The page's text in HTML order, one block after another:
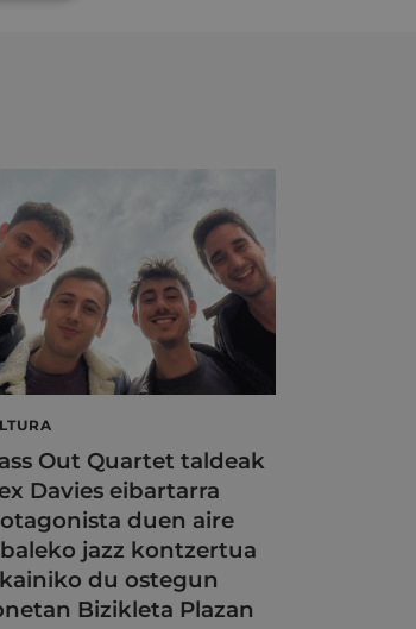
Out Quartet taldeak
Davies eibartarra
duen aire
jazz kontzertua
du ostegun
Bizikleta Plazan